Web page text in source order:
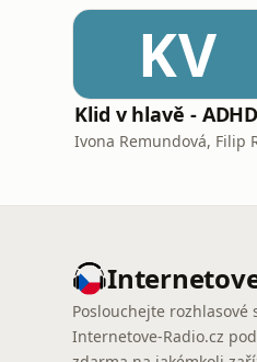
KV
Poslouchejte rozhlasové
Internetove-Radio.cz